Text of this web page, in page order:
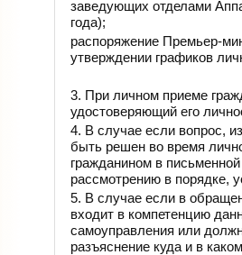
заведующих отделами
года);
распоряжение Премьер-
утверждении графиков
3. При личном приеме
удостоверяющий его
4. В случае если вопрос,
быть решен во время
гражданином в
рассмотрению в порядке,
5. В случае если в
входит в компетенцию
самоуправления или
разъяснение куда и в